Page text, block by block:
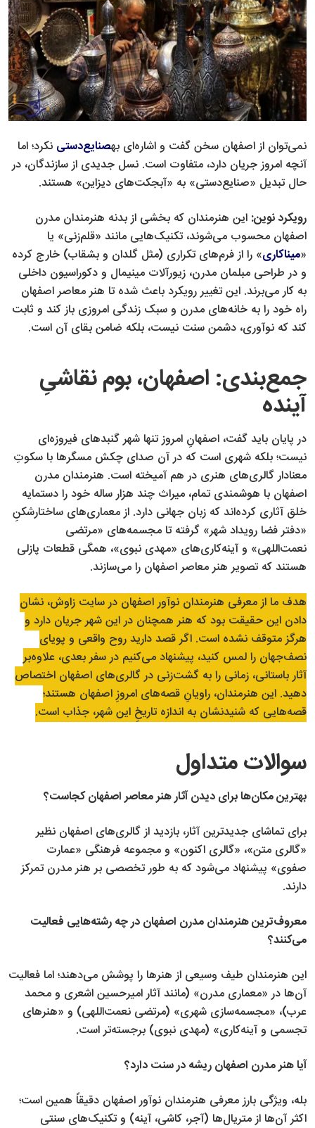
نمی‌توان از اصفهان سخن گفت و اشاره‌ای بهصنایع‌دستی نکرد؛ اما
آنچه امروز جریان دارد، متفاوت است. نسل جدیدی از سازندگان، در
حال تبدیل «صنایع‌دستی» به «آبجکت‌های دیزاین» هستند.
رویکرد نوین: این هنرمندان که بخشی از بدنه هنرمندان مدرن
اصفهان محسوب می‌شوند، تکنیک‌هایی مانند «قلم‌زنی» یا
«میناکاری» را از فرم‌های تکراری (مثل گلدان و بشقاب) خارج کرده
و در طراحی مبلمان مدرن، زیورآلات مینیمال و دکوراسیون داخلی
به کار می‌برند. این تغییر رویکرد باعث شده تا هنر معاصر اصفهان
راه خود را به خانه‌های مدرن و سبک زندگی امروزی باز کند و ثابت
کند که نوآوری، دشمن سنت نیست، بلکه ضامن بقای آن است.
جمع‌بندی: اصفهان، بوم نقاشیِ
آینده
در پایان باید گفت، اصفهانِ امروز تنها شهر گنبدهای فیروزه‌ای
نیست؛ بلکه شهری است که در آن صدای چکش مسگرها با سکوتِ
معنادار گالری‌های هنری در هم آمیخته است. هنرمندان مدرن
اصفهان با هوشمندی تمام، میراث چند هزار ساله خود را دستمایه
خلق آثاری کرده‌اند که زبان جهانی دارد. از معماری‌های ساختارشکنِ
«دفتر فضا رویداد شهر» گرفته تا مجسمه‌های «مرتضی
نعمت‌اللهی» و آینه‌کاری‌های «مهدی نبوی»، همگی قطعات پازلی
هستند که تصویر هنر معاصر اصفهان را می‌سازند.
هدف ما از معرفی هنرمندان نوآور اصفهان در سایت زاوش، نشان
دادن این حقیقت بود که هنر همچنان در این شهر جریان دارد و
هرگز متوقف نشده است. اگر قصد دارید روح واقعی و پویای
نصف‌جهان را لمس کنید، پیشنهاد می‌کنیم در سفر بعدی، علاوه‌بر
آثار باستانی، زمانی را به گشت‌زنی در گالری‌های اصفهان اختصاص
دهید. این هنرمندان، راویانِ قصه‌های امروزِ اصفهان هستند؛
قصه‌هایی که شنیدنشان به اندازه تاریخِ این شهر، جذاب است.
سوالات متداول
بهترین مکان‌ها برای دیدن آثار هنر معاصر اصفهان کجاست؟
برای تماشای جدیدترین آثار، بازدید از گالری‌های اصفهان نظیر
«گالری متن»، «گالری اکنون» و مجموعه فرهنگی «عمارت
صفوی» پیشنهاد می‌شود که به طور تخصصی بر هنر مدرن تمرکز
دارند.
معروف‌ترین هنرمندان مدرن اصفهان در چه رشته‌هایی فعالیت
می‌کنند؟
این هنرمندان طیف وسیعی از هنرها را پوشش می‌دهند؛ اما فعالیت
آن‌ها در «معماری مدرن» (مانند آثار امیرحسین اشعری و محمد
عرب)، «مجسمه‌سازی شهری» (مرتضی نعمت‌اللهی) و «هنرهای
تجسمی و آینه‌کاری» (مهدی نبوی) برجسته‌تر است.
آیا هنر مدرن اصفهان ریشه در سنت دارد؟
بله، ویژگی بارز معرفی هنرمندان نوآور اصفهان دقیقاً همین است؛
اکثر آن‌ها از متریال‌ها (آجر، کاشی، آینه) و تکنیک‌های سنتی